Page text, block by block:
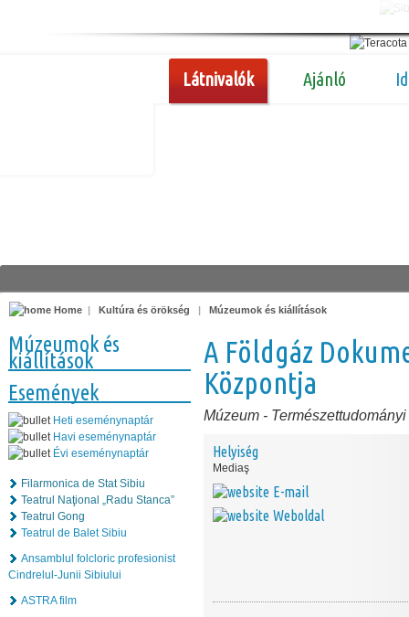
Látnivalók Ajánló
Home | Kultúra és örökség | Múzeumok és kiállítások
Múzeumok és
kiállítások
Események
Heti eseménynaptár
Havi eseménynaptár
Évi eseménynaptár
Filarmonica de Stat Sibiu
Teatrul Naţional „Radu Stanca”
Teatrul Gong
Teatrul de Balet Sibiu
Ansamblul folcloric profesionist
Cindrelul-Junii Sibiului
ASTRA film
A Földgáz
Központja
Múzeum -
Helyiség
Mediaş
E-mail
Weboldal